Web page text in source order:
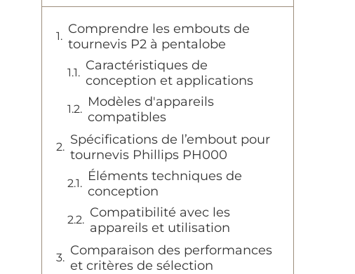
Comprendre les embouts de
tournevis P2 à pentalobe
Caractéristiques de
conception et applications
Modèles d'appareils
compatibles
Spécifications de l’embout pour
tournevis Phillips PH000
Éléments techniques de
conception
Compatibilité avec les
appareils et utilisation
Comparaison des performances
et critères de sélection